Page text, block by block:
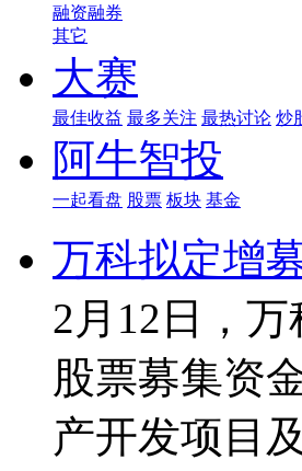
融资融券
其它
大赛
最佳收益 最多关注 最热讨论 炒
阿牛智投
一起看盘 股票 板块 基金
万科拟定增
2月12日，
股票募集资
产开发项目